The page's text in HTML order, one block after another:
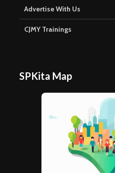
Advertise With Us
CJMY Trainings
SPKita Map